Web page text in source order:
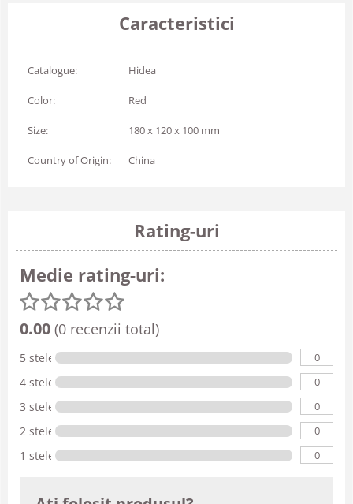
Caracteristici
Catalogue: Hidea
Color: Red
Size: 180 x 120 x 100 mm
Country of Origin: China
Rating-uri
Medie rating-uri:
0.00 (0 recenzii total)
5 stele 0
4 stele 0
3 stele 0
2 stele 0
1 stele 0